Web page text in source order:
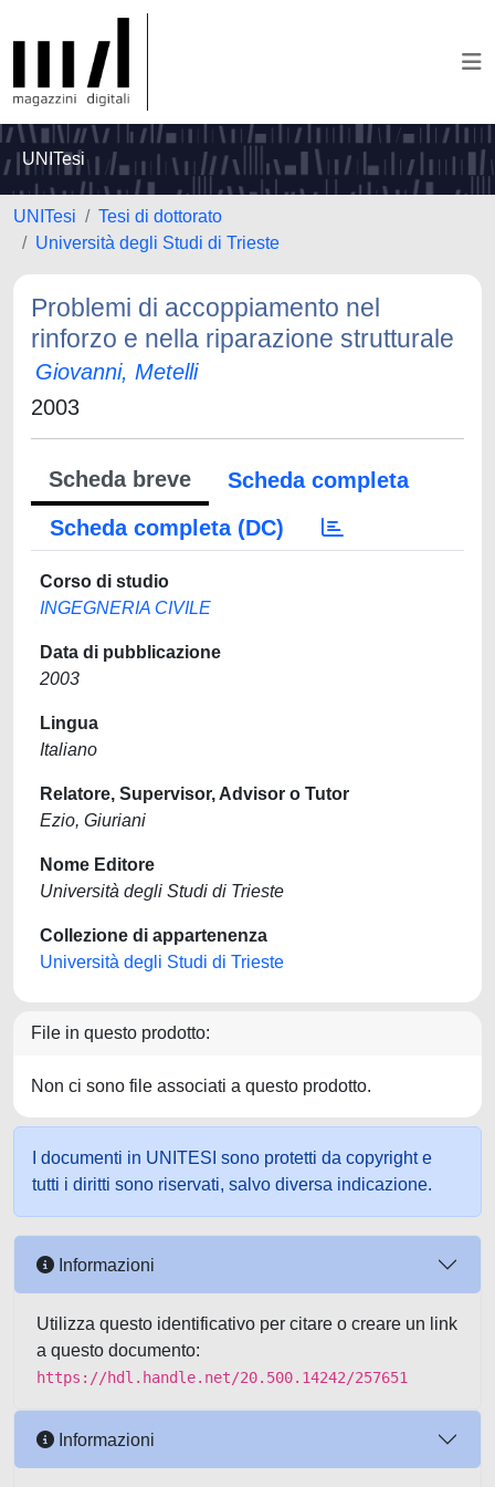
UNITesi
UNITesi
Tesi di dottorato
Università degli Studi di Trieste
Problemi di accoppiamento nel
rinforzo e nella riparazione strutturale
Giovanni, Metelli
2003
Scheda breve
Scheda completa
Scheda completa (DC)
Corso di studio
INGEGNERIA CIVILE
Data di pubblicazione
2003
Lingua
Italiano
Relatore, Supervisor, Advisor o Tutor
Ezio, Giuriani
Nome Editore
Università degli Studi di Trieste
Collezione di appartenenza
Università degli Studi di Trieste
File in questo prodotto:
Non ci sono file associati a questo prodotto.
I documenti in UNITESI sono protetti da copyright e
tutti i diritti sono riservati, salvo diversa indicazione.
Informazioni
Utilizza questo identificativo per citare o creare un link
a questo documento:
https://hdl.handle.net/20.500.14242/257651
Informazioni